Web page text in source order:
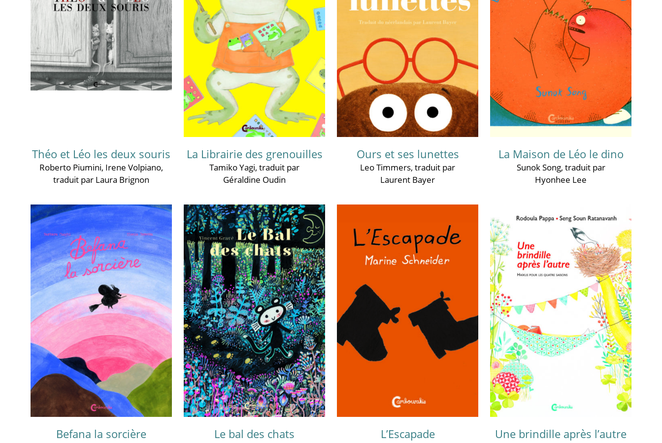
Théo et Léo les deux souris
Roberto Piumini, Irene Volpiano,
traduit par Laura Brignon
La Librairie des grenouilles
Tamiko Yagi, traduit par
Géraldine Oudin
Ours et ses lunettes
Leo Timmers, traduit par
Laurent Bayer
La Maison de Léo le dino
Sunok Song, traduit par
Hyonhee Lee
Befana la sorcière Le bal des chats L’Escapade Une brindille après l’autre